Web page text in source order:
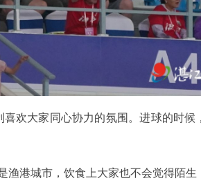
欢大家同心协力的氛围。进球的时
港城市，饮食上大家也不会觉得陌